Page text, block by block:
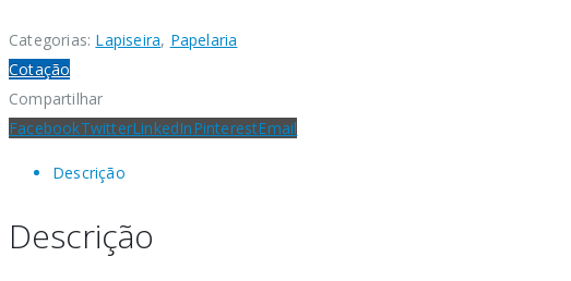
Categorias: Lapiseira, Papelaria
Cotação
Compartilhar
FacebookTwitterLinkedIn PinterestEmail
Descrição
Descrição